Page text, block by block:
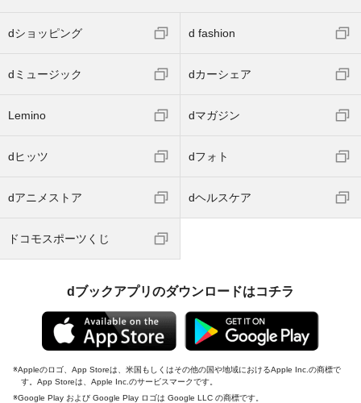
dショッピング d fashion
dミュージック dカーシェア
Lemino dマガジン
dヒッツ dフォト
dアニメストア dヘルスケア
ドコモスポーツくじ
dブックアプリのダウンロードはコチラ
Appleのロゴ、App Storeは、米国もしくはその他の国や地域におけるApple Inc.の商標で
す。App Storeは、Apple Inc.のサービスマークです。
Google Play および Google Play ロゴは Google LLC の商標です。